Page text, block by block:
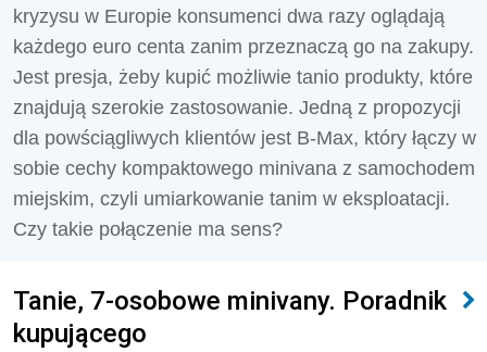
kryzysu w Europie konsumenci dwa razy oglądają
każdego euro centa zanim przeznaczą go na zakupy.
Jest presja, żeby kupić możliwie tanio produkty, które
znajdują szerokie zastosowanie. Jedną z propozycji
dla powściągliwych klientów jest B-Max, który łączy w
sobie cechy kompaktowego minivana z samochodem
miejskim, czyli umiarkowanie tanim w eksploatacji.
Czy takie połączenie ma sens?
Tanie, 7-osobowe minivany. Poradnik
kupującego